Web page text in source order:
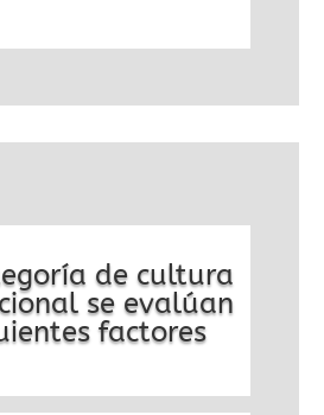
de cultura
se evalúan
factores